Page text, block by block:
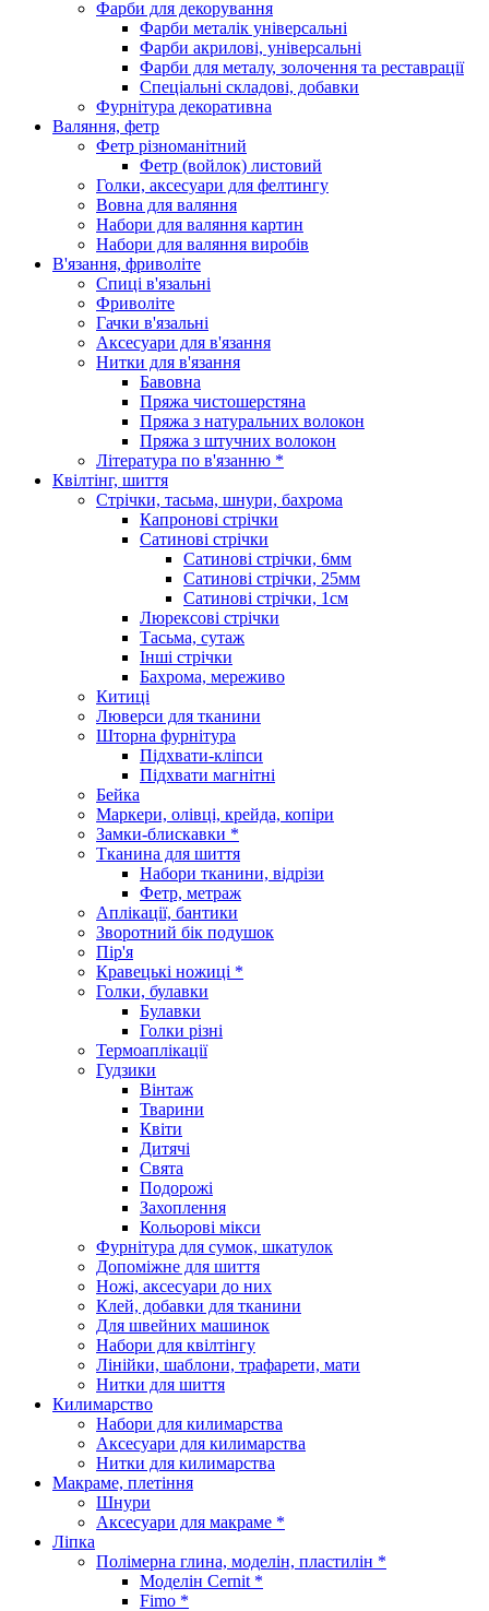
Фарби для декорування
Фарби металік універсальні
Фарби акрилові, універсальні
Фарби для металу, золочення та реставрації
Спеціальні складові, добавки
Фурнітура декоративна
Валяння, фетр
Фетр різноманітний
Фетр (войлок) листовий
Голки, аксесуари для фелтингу
Вовна для валяння
Набори для валяння картин
Набори для валяння виробів
В'язання, фриволіте
Спиці в'язальні
Фриволіте
Гачки в'язальні
Аксесуари для в'язання
Нитки для в'язання
Бавовна
Пряжа чистошерстяна
Пряжа з натуральних волокон
Пряжа з штучних волокон
Література по в'язанню *
Квілтінг, шиття
Стрічки, тасьма, шнури, бахрома
Капронові стрічки
Сатинові стрічки
Сатинові стрічки, 6мм
Сатинові стрічки, 25мм
Сатинові стрічки, 1см
Люрексові стрічки
Тасьма, сутаж
Інші стрічки
Бахрома, мереживо
Китиці
Люверси для тканини
Шторна фурнітура
Підхвати-кліпси
Підхвати магнітні
Бейка
Маркери, олівці, крейда, копіри
Замки-блискавки *
Тканина для шиття
Набори тканини, відрізи
Фетр, метраж
Аплікації, бантики
Зворотний бік подушок
Пір'я
Кравецькі ножиці *
Голки, булавки
Булавки
Голки різні
Термоаплікації
Гудзики
Вінтаж
Тварини
Квіти
Дитячі
Свята
Подорожі
Захоплення
Кольорові мікси
Фурнітура для сумок, шкатулок
Допоміжне для шиття
Ножі, аксесуари до них
Клей, добавки для тканини
Для швейних машинок
Набори для квілтінгу
Лінійки, шаблони, трафарети, мати
Нитки для шиття
Килимарство
Набори для килимарства
Аксесуари для килимарства
Нитки для килимарства
Макраме, плетіння
Шнури
Аксесуари для макраме *
Ліпка
Полімерна глина, моделін, пластилін *
Моделін Cernit *
Fimo *